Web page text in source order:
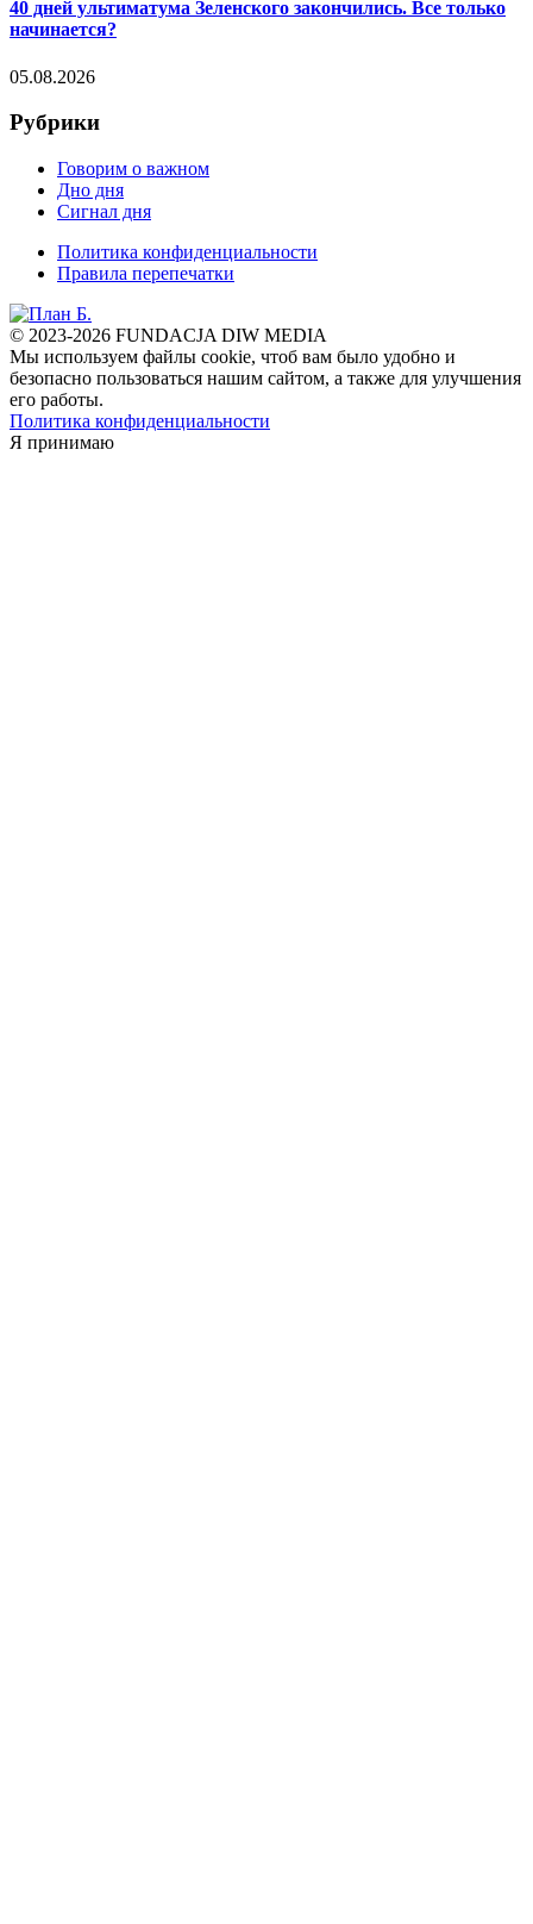
40 дней ультиматума Зеленского закончились. Все только
начинается?
05.08.2026
Рубрики
Говорим о важном
Дно дня
Сигнал дня
Политика конфиденциальности
Правила перепечатки
© 2023-2026 FUNDACJA DIW MEDIA
Мы используем файлы cookie, чтоб вам было удобно и
безопасно пользоваться нашим сайтом, а также для улучшения
его работы.
Политика конфиденциальности
Я принимаю